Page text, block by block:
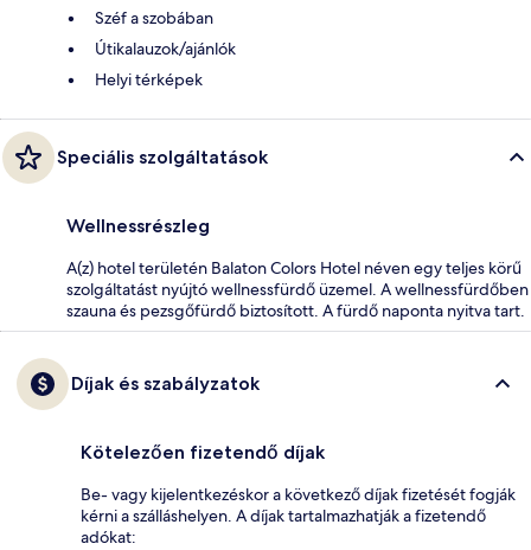
Széf a szobában
Útikalauzok/ajánlók
Helyi térképek
Speciális szolgáltatások
Wellnessrészleg
A(z) hotel területén Balaton Colors Hotel néven egy teljes körű
szolgáltatást nyújtó wellnessfürdő üzemel. A wellnessfürdőben
szauna és pezsgőfürdő biztosított. A fürdő naponta nyitva tart.
Díjak és szabályzatok
Kötelezően fizetendő díjak
Be- vagy kijelentkezéskor a következő díjak fizetését fogják
kérni a szálláshelyen. A díjak tartalmazhatják a fizetendő
adókat: